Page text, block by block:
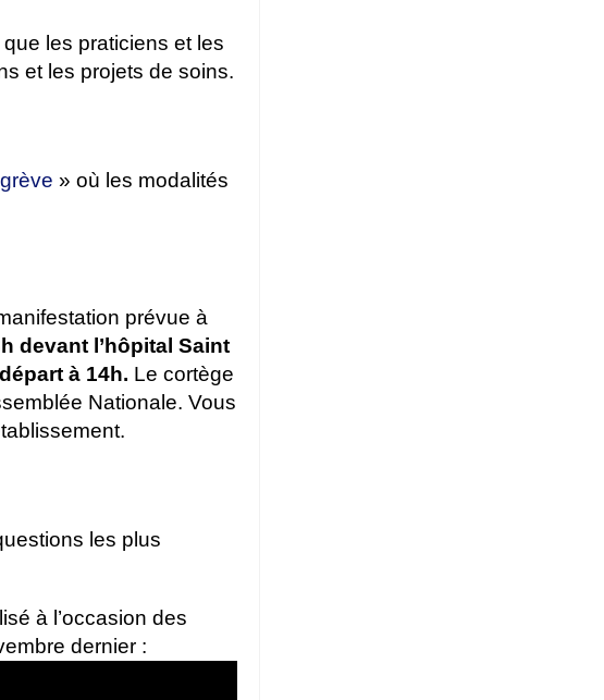
les praticiens et les
et les projets de soins.
» où les modalités
prévue à
devant l’hôpital Saint
à 14h. Le cortège
Nationale. Vous
les plus
à l’occasion des
dernier :